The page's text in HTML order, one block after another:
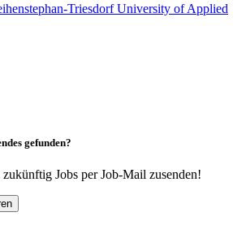
Triesdorf University of Applied
gefunden?
zukünftig Jobs per Job-Mail zusenden!